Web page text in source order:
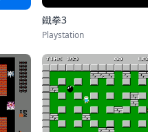
鐵拳3
Playstation